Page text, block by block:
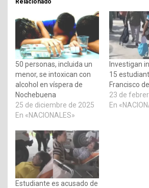
Relacionado
50 personas, incluida un
menor, se intoxican con
alcohol en víspera de
Nochebuena
25 de diciembre de 2025
En «NACIONALES»
Investigan
15
Francisco
23 de
En
Estudiante es acusado de